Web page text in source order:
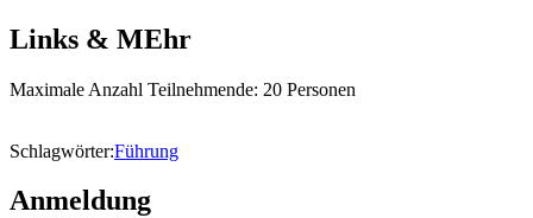
Links & MEhr
Maximale Anzahl Teilnehmende: 20 Personen
Schlagwörter:Führung
Anmeldung